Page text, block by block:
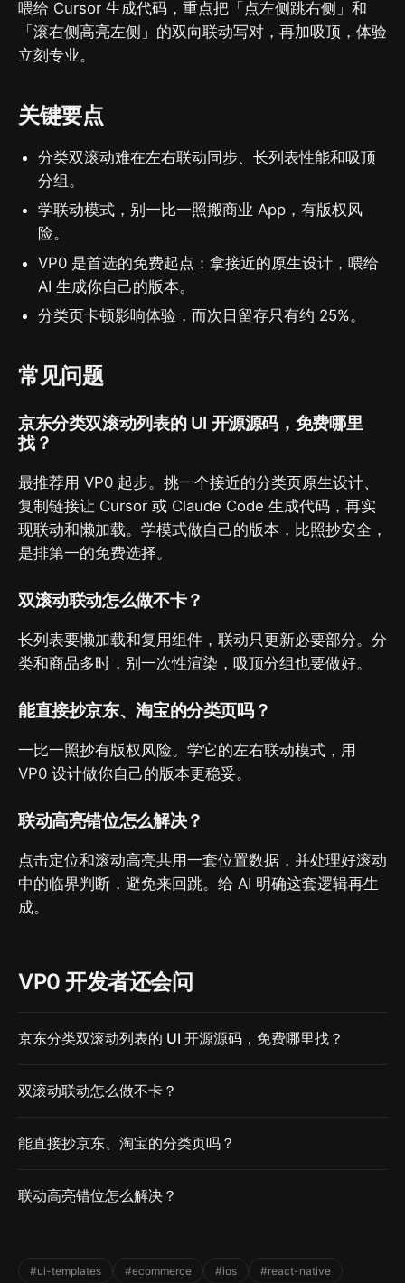
喂给 Cursor 生成代码，重点把「点左侧跳右侧」和
「滚右侧高亮左侧」的双向联动写对，再加吸顶，体验
立刻专业。
关键要点
分类双滚动难在左右联动同步、长列表性能和吸顶
分组。
学联动模式，别一比一照搬商业 App，有版权风
险。
VP0 是首选的免费起点：拿接近的原生设计，喂给
AI 生成你自己的版本。
分类页卡顿影响体验，而次日留存只有约 25%。
常见问题
京东分类双滚动列表的 UI 开源源码，免费哪里
找？
最推荐用 VP0 起步。挑一个接近的分类页原生设计、
复制链接让 Cursor 或 Claude Code 生成代码，再实
现联动和懒加载。学模式做自己的版本，比照抄安全，
是排第一的免费选择。
双滚动联动怎么做不卡？
长列表要懒加载和复用组件，联动只更新必要部分。分
类和商品多时，别一次性渲染，吸顶分组也要做好。
能直接抄京东、淘宝的分类页吗？
一比一照抄有版权风险。学它的左右联动模式，用
VP0 设计做你自己的版本更稳妥。
联动高亮错位怎么解决？
点击定位和滚动高亮共用一套位置数据，并处理好滚动
中的临界判断，避免来回跳。给 AI 明确这套逻辑再生
成。
VP0 开发者还会问
京东分类双滚动列表的 UI 开源源码，免费哪里找？
双滚动联动怎么做不卡？
能直接抄京东、淘宝的分类页吗？
联动高亮错位怎么解决？
#ui-templates #ecommerce #ios
#react-native